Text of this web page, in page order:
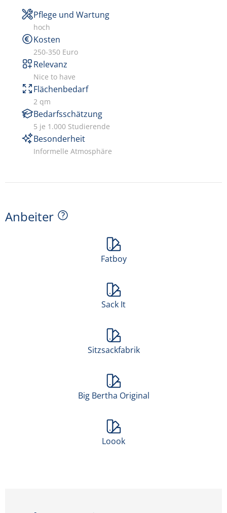
Pflege und Wartung
hoch
Kosten
250-350 Euro
Relevanz
Nice to have
Flächenbedarf
2 qm
Bedarfsschätzung
5 je 1.000 Studierende
Besonderheit
Informelle Atmosphäre
Anbeiter
Fatboy
Sack It
Sitzsackfabrik
Big Bertha Original
Loook